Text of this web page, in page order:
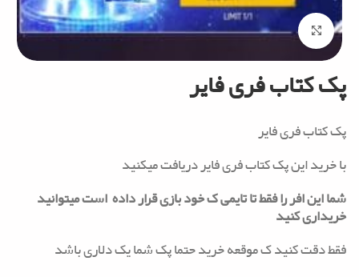
Click to enlarge
پک کتاب فری فایر
پک کتاب فری فایر
با خرید این پک کتاب فری فایر دریافت میکنید
شما این افر را فقط تا تایمی ک خود بازی قرار داده است میتوانید
خریداری کنید
فقط دقت کنید ک موقعه خرید حتما پک شما یک دلاری باشد